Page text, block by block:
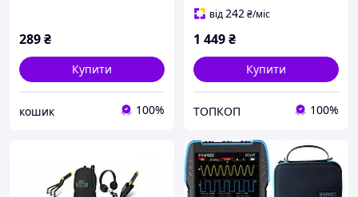
289₴
Купити
кошик 100%
від242₴/міс
1 449₴
Купити
ТОПКОП 100%